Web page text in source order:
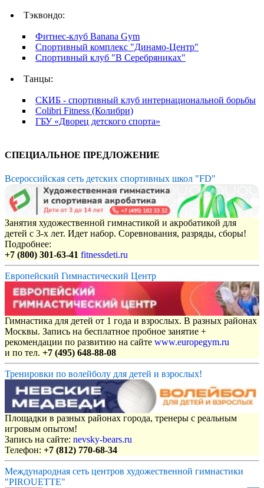
Тэквондо:
Фитнес-клуб Banana Gym
Спортивный комплекс "Динамо-Центр"
Спортивный клуб "В Серебряниках"
Танцы:
СКИБ - спортивный клуб интернациональной борьбы
Colibri Fitness (Колибри)
ГБУ «Дворец детского спорта»
СПЕЦИАЛЬНОЕ ПРЕДЛОЖЕНИЕ
Всероссийская сеть детских спортивных школ "FD"
Занятия художественной гимнастикой и акробатикой для
детей с 3-х лет. Идет набор. Соревнования, разряды, сборы!
Подробнее:
+7 (800) 301-63-41 fitnessdeti.ru
Европейский Гимнастический Центр
Гимнастика для детей от 1 года и взрослых. В разных районах
Москвы. Запись на бесплатное пробное занятие +
рекомендации по развитию на сайте www.europegym.ru
и по тел. +7 (495) 648-88-08
Тренировки по волейболу для детей и взрослых!
Площадки в разных районах города, тренеры с реальным
игровым опытом!
Запись на сайте: nevsky-bears.ru
Телефон: +7 (812) 770-68-34
Международная сеть центров художественной гимнастики
"PIROUETTE"